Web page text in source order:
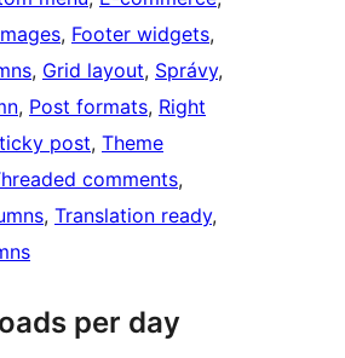
, Footer widgets
, Grid layout, Správy
, Post formats, Right
post, Theme
comments
, Translation ready
per day